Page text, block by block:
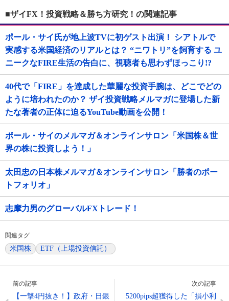
■ザイFX！投資戦略＆勝ち方研究！の関連記事
ポール・サイ氏が地上波TVに初ゲスト出演！ シアトルで
実感する米国経済のリアルとは？ “ニワトリ”を飼育する ユ
ニークなFIRE生活の告白に、視聴者も思わずほっこり!?
40代で「FIRE」を達成した華麗な投資手腕は、どこでどの
ように培われたのか？ ザイ投資戦略メルマガに登場した新
たな著者の正体に迫るYouTube動画を公開！
ポール・サイのメルマガ＆オンラインサロン「米国株＆世
界の株に投資しよう！」
太田忠の日本株メルマガ＆オンラインサロン「勝者のポー
トフォリオ」
志摩力男のグローバルFXトレード！
関連タグ
米国株 ETF（上場投資信託）
前の記事
【一撃4円抜き！】政府・日銀
次の記事
5200pips超獲得した「損小利